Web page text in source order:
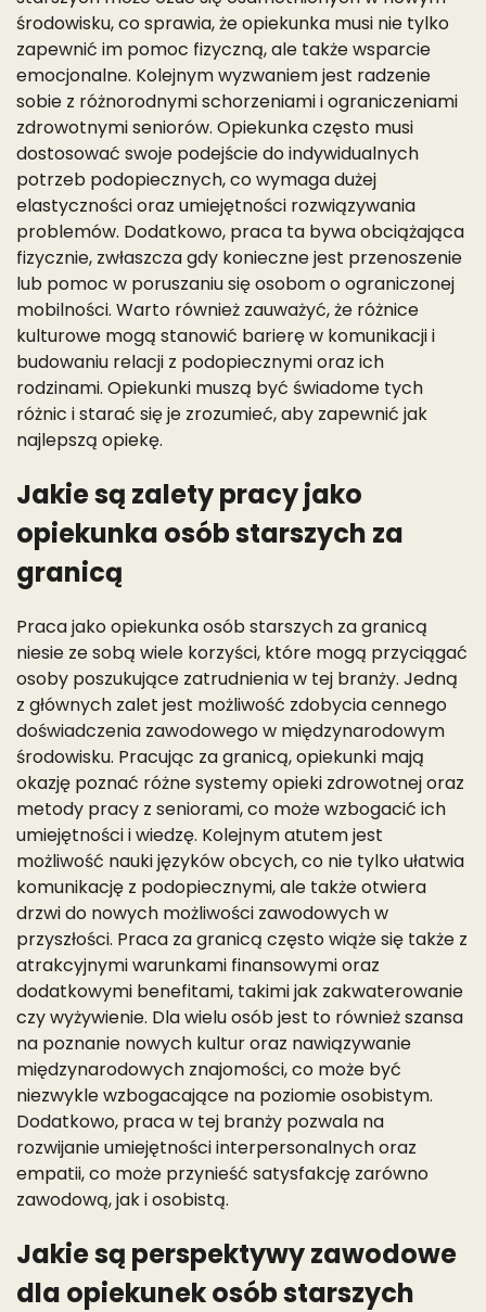
środowisku, co sprawia, że opiekunka musi nie tylko
zapewnić im pomoc fizyczną, ale także wsparcie
emocjonalne. Kolejnym wyzwaniem jest radzenie
sobie z różnorodnymi schorzeniami i ograniczeniami
zdrowotnymi seniorów. Opiekunka często musi
dostosować swoje podejście do indywidualnych
potrzeb podopiecznych, co wymaga dużej
elastyczności oraz umiejętności rozwiązywania
problemów. Dodatkowo, praca ta bywa obciążająca
fizycznie, zwłaszcza gdy konieczne jest przenoszenie
lub pomoc w poruszaniu się osobom o ograniczonej
mobilności. Warto również zauważyć, że różnice
kulturowe mogą stanowić barierę w komunikacji i
budowaniu relacji z podopiecznymi oraz ich
rodzinami. Opiekunki muszą być świadome tych
różnic i starać się je zrozumieć, aby zapewnić jak
najlepszą opiekę.
Jakie są zalety pracy jako
opiekunka osób starszych za
granicą
Praca jako opiekunka osób starszych za granicą
niesie ze sobą wiele korzyści, które mogą przyciągać
osoby poszukujące zatrudnienia w tej branży. Jedną
z głównych zalet jest możliwość zdobycia cennego
doświadczenia zawodowego w międzynarodowym
środowisku. Pracując za granicą, opiekunki mają
okazję poznać różne systemy opieki zdrowotnej oraz
metody pracy z seniorami, co może wzbogacić ich
umiejętności i wiedzę. Kolejnym atutem jest
możliwość nauki języków obcych, co nie tylko ułatwia
komunikację z podopiecznymi, ale także otwiera
drzwi do nowych możliwości zawodowych w
przyszłości. Praca za granicą często wiąże się także z
atrakcyjnymi warunkami finansowymi oraz
dodatkowymi benefitami, takimi jak zakwaterowanie
czy wyżywienie. Dla wielu osób jest to również szansa
na poznanie nowych kultur oraz nawiązywanie
międzynarodowych znajomości, co może być
niezwykle wzbogacające na poziomie osobistym.
Dodatkowo, praca w tej branży pozwala na
rozwijanie umiejętności interpersonalnych oraz
empatii, co może przynieść satysfakcję zarówno
zawodową, jak i osobistą.
Jakie są perspektywy zawodowe
dla opiekunek osób starszych